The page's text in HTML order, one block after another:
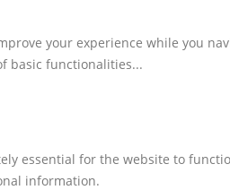
your experience while you
basic functionalities...
essential for the website to
information.